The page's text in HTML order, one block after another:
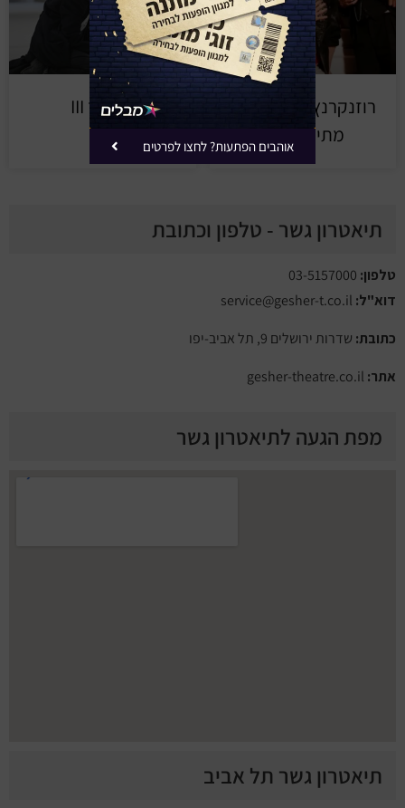
רוזנקרנץ וגילדנשטרן
מתים – גשר
ריצ'רד III
תיאטרון גשר - טלפון וכתובת
טלפון:
דוא"ל:
כתובת: שדרות ירושלים 9, תל אביב-יפו
אתר:
מפת הגעה לתיאטרון גשר
תיאטרון גשר תל אביב
אוהבים הפתעות? לחצו לפרטים